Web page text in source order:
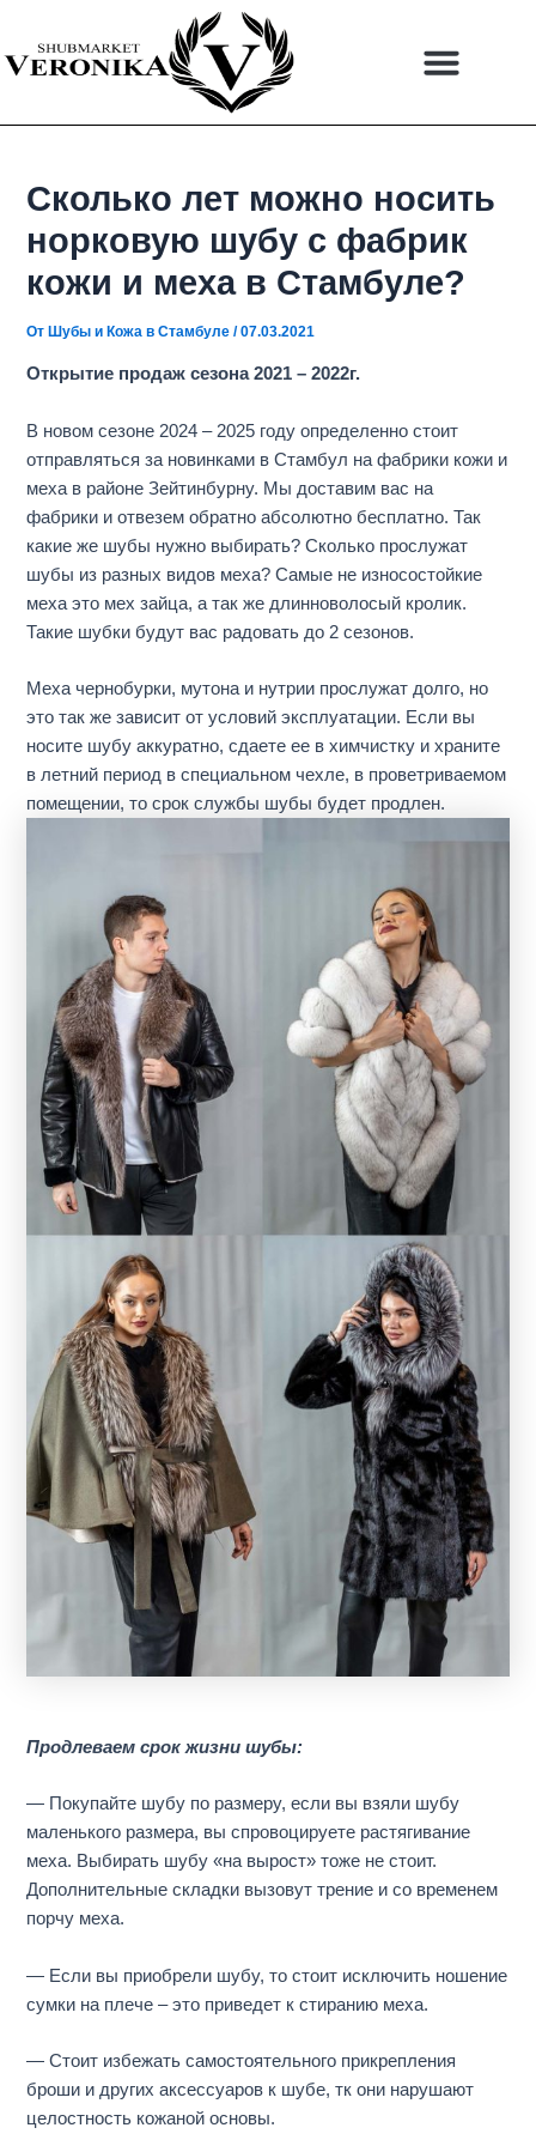
содержимому
Сколько лет можно носить
норковую шубу с фабрик
кожи и меха в Стамбуле?
ОтШубы и Кожа в Стамбуле/07.03.2021
Открытие продаж сезона 2021 – 2022г.
В новом сезоне 2024 – 2025 году определенно стоит
отправляться за новинками в Стамбул на фабрики кожи и
меха в районе Зейтинбурну. Мы доставим вас на
фабрики и отвезем обратно абсолютно бесплатно. Так
какие же шубы нужно выбирать? Сколько прослужат
шубы из разных видов меха? Самые не износостойкие
мехаэто мехзайца, а так же длинноволосый кролик.
Такие шубки будут вас радовать до 2 сезонов.
Меха чернобурки, мутона и нутрии прослужат долго, но
это так же зависит от условий эксплуатации. Если вы
носите шубу аккуратно, сдаете ее в химчистку и храните
в летний период в специальном чехле, в проветриваемом
помещении, то срок службы шубы будет продлен.
Продлеваемсрок жизни шубы:
— Покупайте шубу по размеру, если вы взяли шубу
маленького размера, выспровоцируете растягивание
меха. Выбирать шубу «на вырост» тоже не стоит.
Дополнительныескладки вызовуттрение и со временем
порчу меха.
— Если вы приобрели шубу, то стоит исключить ношение
сумки на плече– это приведет к стиранию меха.
— Стоит избежать самостоятельного прикрепления
броши и других аксессуаров к шубе, тк они нарушают
целостность кожаной основы.
записям